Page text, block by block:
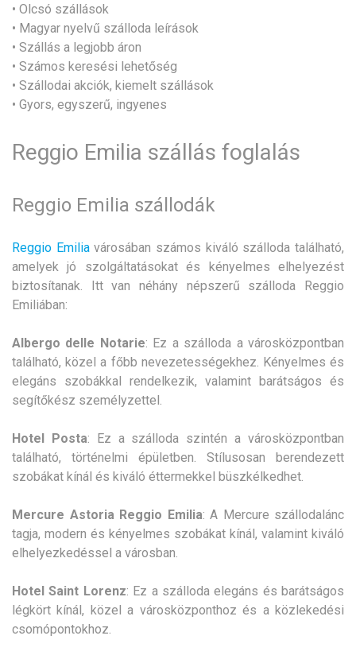
• Olcsó szállások
• Magyar nyelvű szálloda leírások
• Szállás a legjobb áron
• Számos keresési lehetőség
• Szállodai akciók, kiemelt szállások
• Gyors, egyszerű, ingyenes
Reggio Emilia szállás foglalás
Reggio Emilia szállodák
Reggio Emiliavárosában számos kiváló szálloda található,
amelyek jó szolgáltatásokat és kényelmes elhelyezést
biztosítanak. Itt van néhány népszerű szálloda Reggio
Emiliában:
Albergo delle Notarie: Ez a szálloda a városközpontban
található, közel a főbb nevezetességekhez. Kényelmes és
elegáns szobákkal rendelkezik, valamint barátságos és
segítőkész személyzettel.
Hotel Posta: Ez a szálloda szintén a városközpontban
található, történelmi épületben. Stílusosan berendezett
szobákat kínál és kiváló éttermekkel büszkélkedhet.
Mercure Astoria Reggio Emilia: A Mercure szállodalánc
tagja, modern és kényelmes szobákat kínál, valamint kiváló
elhelyezkedéssel a városban.
Hotel Saint Lorenz: Ez a szálloda elegáns és barátságos
légkört kínál, közel a városközponthoz és a közlekedési
csomópontokhoz.